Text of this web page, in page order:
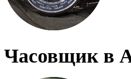
Часовщик в